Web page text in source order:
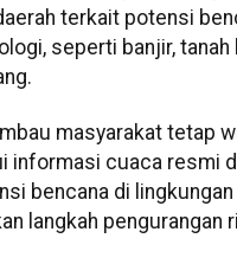
terkait potensi
seperti banjir, tanah
masyarakat tetap
informasi cuaca resmi
bencana di
langkah pengurangan